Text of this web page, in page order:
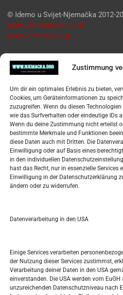
Zustimmung
Um dir ein optimales Erlebnis zu bieten,
Cookies, um Geräteinformationen zu
zuzugreifen. Wenn du diesen
wie das Surfverhalten oder eindeutige IDs
Wenn du deine Zustimmung nicht erteilst
bestimmte Merkmale und Funktionen
diese Daten auch mit Dritten. Die
Einwilligung oder auf Basis eines
in den individuellen
hast das Recht, nur in essenzielle Services
Einwilligung in der Datenschutzerklärung
ändern oder zu widerrufen.
Datenverarbeitung in den USA
Einige Services verarbeiten
der Nutzung dieser Services zustimmst,
Verarbeitung deiner Daten in den USA
einverstanden. Die USA werden vom
unzureichenden Datenschutzniveau nach
© Idemo u Svijet-Njemačka 2012-
www.idemousvijet.com
www.njemacka.org
Pregled
Datenschutzerklärung
Widerufsbelehrung
Oglašavanje / Postavite svoj oglas
Tko je “Idemo u Svijet –
Pretražite stranicu:
S
JUNI
M D M D
1 2 3 4